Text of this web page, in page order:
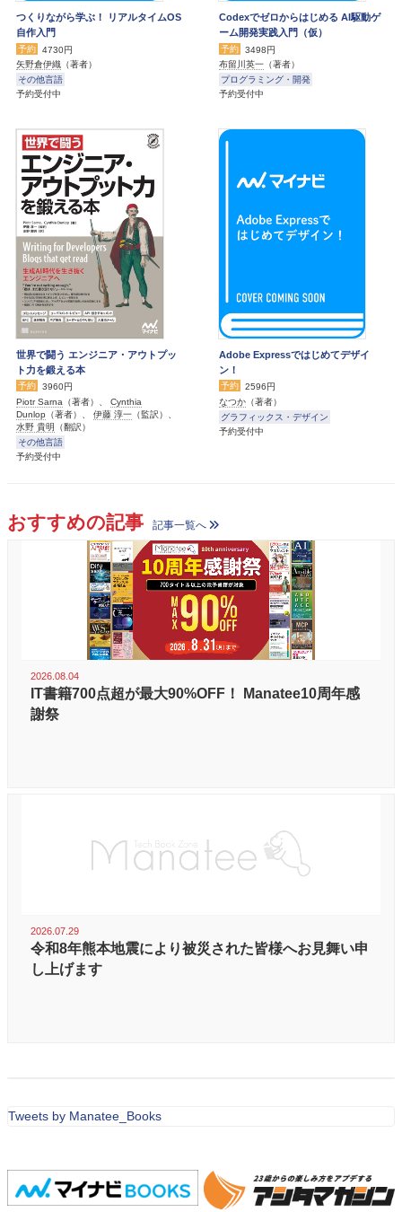
つくりながら学ぶ！ リアルタイムOS
自作入門
予約
4730円
矢野倉伊織 （著者）
その他言語
予約受付中
Codexでゼロからはじめる AI駆動ゲ
ーム開発実践入門（仮）
予約
3498円
布留川英一 （著者）
プログラミング・開発
予約受付中
世界で闘う エンジニア・アウトプッ
ト力を鍛える本
予約
3960円
Piotr Sarna （著者）、 Cynthia
Dunlop （著者）、 伊藤 淳一 （監訳）、
水野 貴明 （翻訳）
その他言語
予約受付中
Adobe Expressではじめてデザイ
ン！
予約
2596円
なつか （著者）
グラフィックス・デザイン
予約受付中
おすすめの記事 記事一覧へ
2026.08.04
IT書籍700点超が最大90%OFF！ Manatee10周年感
謝祭
2026.07.29
令和8年熊本地震により被災された皆様へお見舞い申
し上げます
Tweets by Manatee_Books